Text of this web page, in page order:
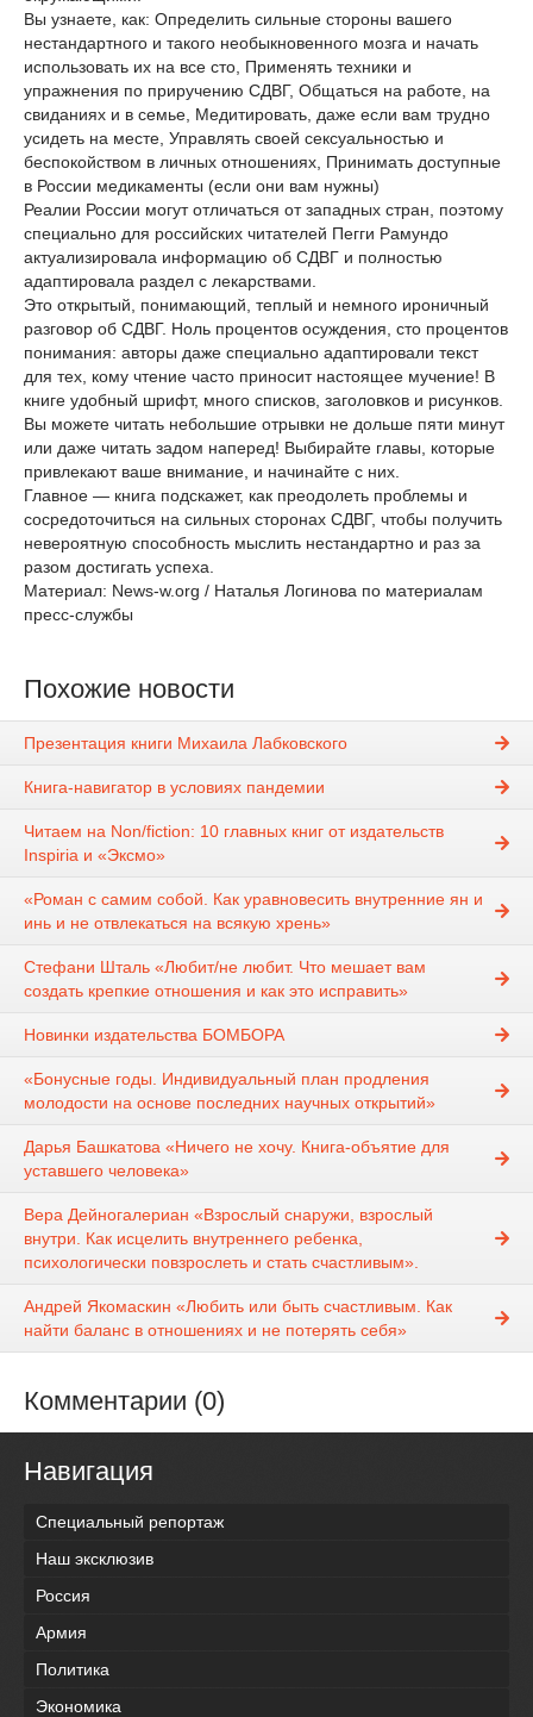
Вы узнаете, как: Определить сильные стороны вашего
нестандартного и такого необыкновенного мозга и начать
использовать их на все сто, Применять техники и
упражнения по приручению СДВГ, Общаться на работе, на
свиданиях и в семье, Медитировать, даже если вам трудно
усидеть на месте, Управлять своей сексуальностью и
беспокойством в личных отношениях, Принимать доступные
в России медикаменты (если они вам нужны)
Реалии России могут отличаться от западных стран, поэтому
специально для российских читателей Пегги Рамундо
актуализировала информацию об СДВГ и полностью
адаптировала раздел с лекарствами.
Это открытый, понимающий, теплый и немного ироничный
разговор об СДВГ. Ноль процентов осуждения, сто процентов
понимания: авторы даже специально адаптировали текст
для тех, кому чтение часто приносит настоящее мучение! В
книге удобный шрифт, много списков, заголовков и рисунков.
Вы можете читать небольшие отрывки не дольше пяти минут
или даже читать задом наперед! Выбирайте главы, которые
привлекают ваше внимание, и начинайте с них.
Главное — книга подскажет, как преодолеть проблемы и
сосредоточиться на сильных сторонах СДВГ, чтобы получить
невероятную способность мыслить нестандартно и раз за
разом достигать успеха.
Материал: News-w.org / Наталья Логинова по материалам
пресс-службы
Похожие новости
Презентация книги Михаила Лабковского
Книга-навигатор в условиях пандемии
Читаем на Non/fiction: 10 главных книг от издательств
Inspiria и «Эксмо»
«Роман с самим собой. Как уравновесить внутренние ян и
инь и не отвлекаться на всякую хрень»
Стефани Шталь «Любит/не любит. Что мешает вам
создать крепкие отношения и как это исправить»
Новинки издательства БОМБОРА
«Бонусные годы. Индивидуальный план продления
молодости на основе последних научных открытий»
Дарья Башкатова «Ничего не хочу. Книга-объятие для
уставшего человека»
Вера Дейногалериан «Взрослый снаружи, взрослый
внутри. Как исцелить внутреннего ребенка,
психологически повзрослеть и стать счастливым».
Андрей Якомаскин «Любить или быть счастливым. Как
найти баланс в отношениях и не потерять себя»
Комментарии (0)
Навигация
Специальный репортаж
Наш эксклюзив
Россия
Армия
Политика
Экономика